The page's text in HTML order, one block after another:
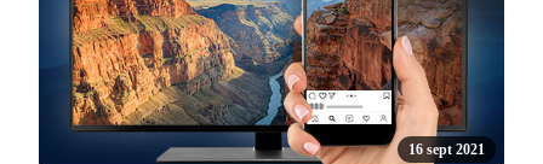
16 sept 2021